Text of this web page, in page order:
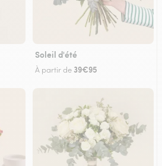
Soleil d'été
À partir de 39€95